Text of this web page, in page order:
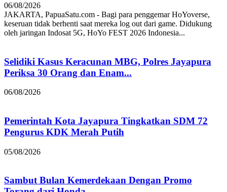
06/08/2026
JAKARTA, PapuaSatu.com - Bagi para penggemar HoYoverse,
keseruan tidak berhenti saat mereka log out dari game. Didukung
oleh jaringan Indosat 5G, HoYo FEST 2026 Indonesia...
Selidiki Kasus Keracunan MBG, Polres Jayapura
Periksa 30 Orang dan Enam...
06/08/2026
Pemerintah Kota Jayapura Tingkatkan SDM 72
Pengurus KDK Merah Putih
05/08/2026
Sambut Bulan Kemerdekaan Dengan Promo